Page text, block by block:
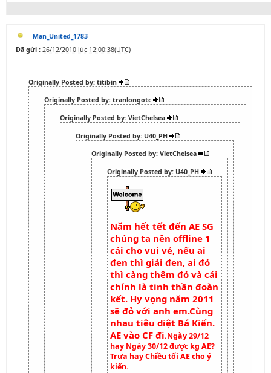
Man_United_1783
Đã gửi : 26/12/2010 lúc 12:00:38(UTC)
Originally Posted by: titibin
Originally Posted by: tranlongotc
Originally Posted by: VietChelsea
Originally Posted by: U40_PH
Originally Posted by: VietChelsea
Originally Posted by: U40_PH
Năm hết tết đến AE SG
chúng ta nên offline 1
cái cho vui vẻ, nếu ai
đen thì giải đen, ai đỏ
thì càng thêm đỏ và cái
chính là tinh thần đoàn
kết. Hy vọng năm 2011
sẽ đỏ với anh em.Cùng
nhau tiêu diệt Bá Kiến.
AE vào CF đi.Ngày 29/12
hay Ngày 30/12 được kg AE?
Trưa hay Chiều tối AE cho ý
kiến.